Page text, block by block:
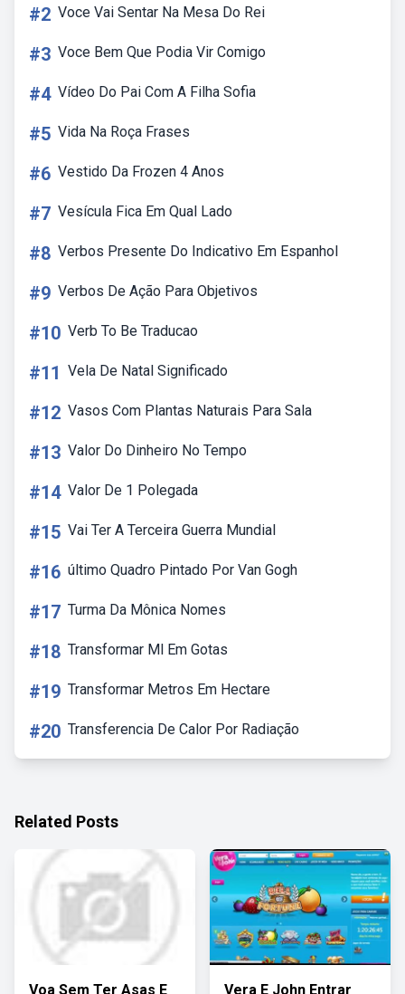
#2 Voce Vai Sentar Na Mesa Do Rei
#3 Voce Bem Que Podia Vir Comigo
#4 Vídeo Do Pai Com A Filha Sofia
#5 Vida Na Roça Frases
#6 Vestido Da Frozen 4 Anos
#7 Vesícula Fica Em Qual Lado
#8 Verbos Presente Do Indicativo Em Espanhol
#9 Verbos De Ação Para Objetivos
#10 Verb To Be Traducao
#11 Vela De Natal Significado
#12 Vasos Com Plantas Naturais Para Sala
#13 Valor Do Dinheiro No Tempo
#14 Valor De 1 Polegada
#15 Vai Ter A Terceira Guerra Mundial
#16 último Quadro Pintado Por Van Gogh
#17 Turma Da Mônica Nomes
#18 Transformar Ml Em Gotas
#19 Transformar Metros Em Hectare
#20 Transferencia De Calor Por Radiação
Related Posts
Voa Sem Ter Asas E Vera E John Entrar